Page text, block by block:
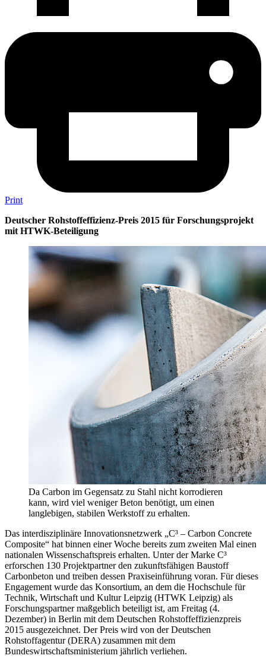
Print
Deutscher Rohstoffeffizienz-Preis 2015 für Forschungsprojekt
mit HTWK-Beteiligung
Da Carbon im Gegensatz zu Stahl nicht korrodieren
kann, wird viel weniger Beton benötigt, um einen
langlebigen, stabilen Werkstoff zu erhalten.
Das interdisziplinäre Innovationsnetzwerk „C³ – Carbon Concrete
Composite“ hat binnen einer Woche bereits zum zweiten Mal einen
nationalen Wissenschaftspreis erhalten. Unter der Marke C³
erforschen 130 Projektpartner den zukunftsfähigen Baustoff
Carbonbeton und treiben dessen Praxiseinführung voran. Für dieses
Engagement wurde das Konsortium, an dem die Hochschule für
Technik, Wirtschaft und Kultur Leipzig (HTWK Leipzig) als
Forschungspartner maßgeblich beteiligt ist, am Freitag (4.
Dezember) in Berlin mit dem Deutschen Rohstoffeffizienzpreis
2015 ausgezeichnet. Der Preis wird von der Deutschen
Rohstoffagentur (DERA) zusammen mit dem
Bundeswirtschaftsministerium jährlich verliehen.